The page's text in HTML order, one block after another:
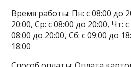
Время работы: Пн: с 08:00 до
20:00, Ср: с 08:00 до 20:00, Чт:
08:00 до 20:00, Сб: с 09:00 до
18:00